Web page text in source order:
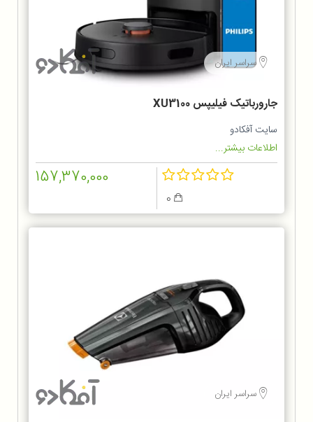
سراسر ایران
جارورباتیک فیلیپس XU3100
سایت آفکادو
اطلاعات بیشتر...
157,370,000
سراسر ایران